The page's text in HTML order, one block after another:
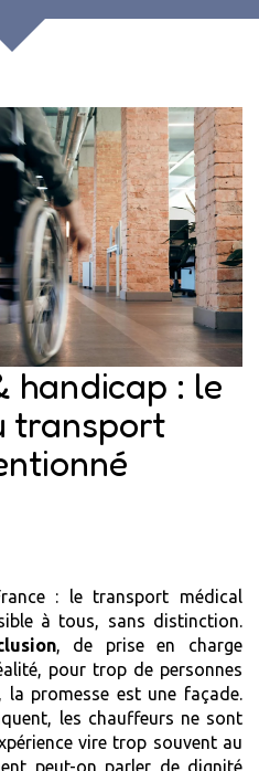
handicap : le
transport
: le transport médical
à tous, sans distinction.
, de prise en charge
pour trop de personnes
, la promesse est une façade.
les chauffeurs ne sont
vire trop souvent au
peut-on parler de dignité